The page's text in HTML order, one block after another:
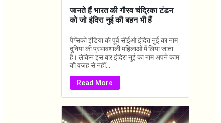
जानते हैं भारत की गौरव चंद्रिका टंडन
को जो इंदिरा नुई की बहन भी हैं
पैप्सिको इंडिया की पूर्व सीईओ इंदिरा नुई का नाम
दुनिया की प्रभावशाली महिलाओं में लिया जाता
है। लेकिन इस बार इंदिरा नुई का नाम अपने काम
की वजह से नहीं...
Read More